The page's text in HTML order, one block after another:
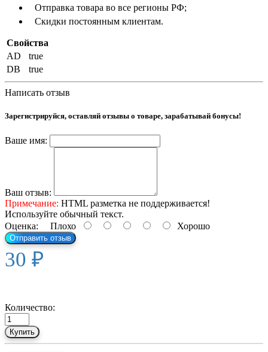
Отправка товара во все регионы РФ;
Скидки постоянным клиентам.
Свойства
AD
true
DB
true
Написать отзыв
Зарегистрируйся, оставляй отзывы о товаре, зарабатывай бонусы!
Ваше имя:
Ваш отзыв:
Примечание: HTML разметка не поддерживается!
Используйте обычный текст.
Оценка: Плохо Хорошо
Отправить отзыв
30 ₽
Количество:
Купить